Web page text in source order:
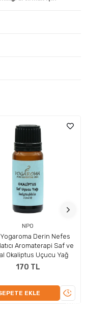
üzerinde, sınıfta,
Basit kullanım
de uygundur.
yüzü yukarı gelecek
basit ve hızlı
NPO
Yogaroma Derin Nefes
Aromaterapi Saf ve
Okaliptus Uçucu Yağ
170 TL
EKLE